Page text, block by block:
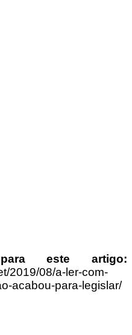
este artigo:
2019/08/a-ler-com-
acabou-para-legislar/